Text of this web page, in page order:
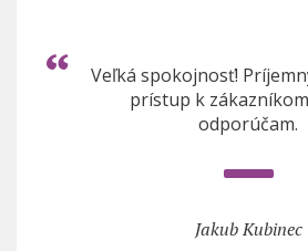
Veľká spokojnosť!
prístup k
odporúčam.
Jakub Kubinec